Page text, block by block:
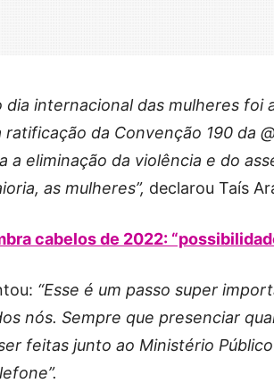
dia internacional das mulheres foi
da Convenção 190 da
a eliminação da violência e do
as mulheres”, declarou Taís
cabelos de 2022:
“Esse é um passo super
nós. Sempre que presenciar
feitas junto ao Ministério